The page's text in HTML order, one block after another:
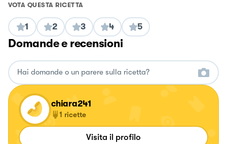
VOTA QUESTA RICETTA
1 2 3 4 5
Domande e recensioni
chiara241
1 ricette
Visita il profilo